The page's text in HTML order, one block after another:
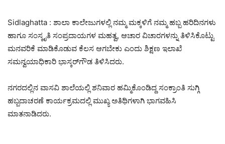
Sidlaghatta : ಶಾಲಾ ಕಾಲೇಜುಗಳಲ್ಲಿ ನಮ್ಮ ಮಕ್ಕಳಿಗೆ ನಮ್ಮ ಹಬ್ಬ ಹರಿದಿನಗಳು
ಹಾಗೂ ಸಂಸ್ಕೃತಿ ಸಂಪ್ರದಾಯಗಳ ಮಹತ್ವ, ಆಚಾರ ವಿಚಾರಗಳನ್ನು ತಿಳಿಸಿಕೊಟ್ಟು
ಮನವರಿಕೆ ಮಾಡಿಕೊಡುವ ಕೆಲಸ ಆಗಬೇಕು ಎಂದು ಶಿಕ್ಷಣ ಇಲಾಖೆ
ಸಮನ್ವಯಾಧಿಕಾರಿ ಭಾಸ್ಕರ್‌ಗೌಡ ತಿಳಿಸಿದರು.
ನಗರದಲ್ಲಿನ ವಾಸವಿ ಶಾಲೆಯಲ್ಲಿ ಶನಿವಾರ ಹಮ್ಮಿಕೊಂಡಿದ್ದ ಸಂಕ್ರಾಂತಿ ಸುಗ್ಗಿ
ಹಬ್ಬದಾಚರಣೆ ಕಾರ್ಯಕ್ರಮದಲ್ಲಿ ಮುಖ್ಯ ಅತಿಥಿಗಳಾಗಿ ಭಾಗವಹಿಸಿ
ಮಾತನಾಡಿದರು.